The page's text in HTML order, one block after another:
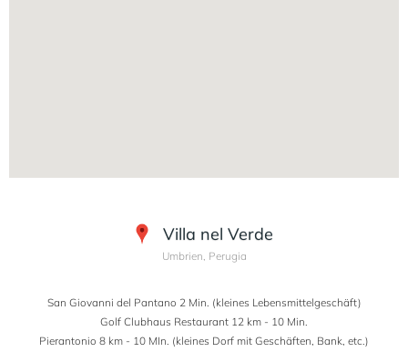
Villa nel Verde
Umbrien, Perugia
San Giovanni del Pantano 2 Min. (kleines Lebensmittelgeschäft)
Golf Clubhaus Restaurant 12 km - 10 Min.
Pierantonio 8 km - 10 MIn. (kleines Dorf mit Geschäften, Bank, etc.)